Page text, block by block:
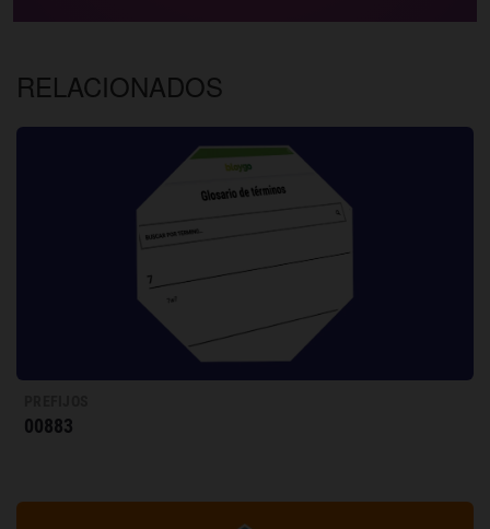
RELACIONADOS
00883